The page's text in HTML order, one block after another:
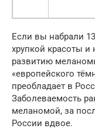
Если вы набрали
хрупкой красоты и
развитию
«европейского
преобладает в
Заболеваемость
меланомой, за
России вдвое.